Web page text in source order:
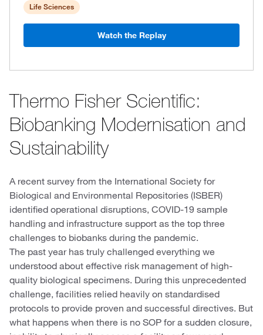
Life Sciences
Watch the Replay
Thermo Fisher Scientific:
Biobanking Modernisation and
Sustainability
A recent survey from the International Society for
Biological and Environmental Repositories (ISBER)
identified operational disruptions, COVID-19 sample
handling and infrastructure support as the top three
challenges to biobanks during the pandemic.
The past year has truly challenged everything we
understood about effective risk management of high-
quality biological specimens. During this unprecedented
challenge, facilities relied heavily on standardised
protocols to provide proven and successful directives. But
what happens when there is no SOP for a sudden closure,